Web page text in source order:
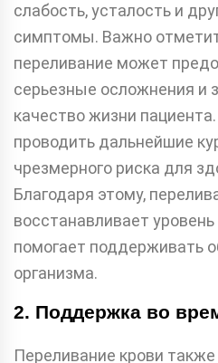
слабость, усталость и
симптомы. Важно
переливание может
серьезные осложнения и
качество жизни
проводить дальнейшие
чрезмерного риска для
Благодаря этому,
восстанавливает уровень
помогает поддерживать
организма.
2. Поддержка во
Переливание крови